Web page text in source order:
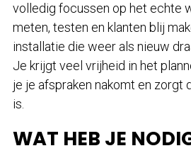
volledig focussen op het echte
meten, testen en klanten blij
installatie die weer als nieuw
Je krijgt veel vrijheid in het
je je afspraken nakomt en zorgt
is.
WAT HEB JE